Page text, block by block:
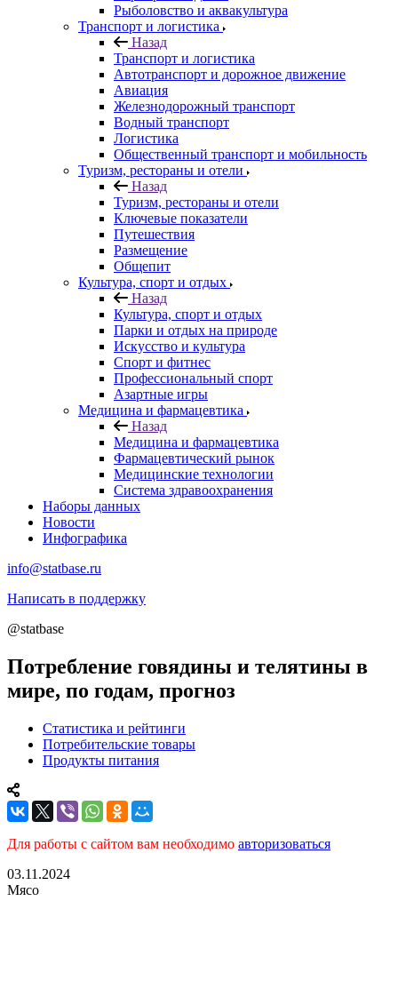
Рыболовство и аквакультура
Транспорт и логистика
Назад
Транспорт и логистика
Автотранспорт и дорожное движение
Авиация
Железнодорожный транспорт
Водный транспорт
Логистика
Общественный транспорт и мобильность
Туризм, рестораны и отели
Назад
Туризм, рестораны и отели
Ключевые показатели
Путешествия
Размещение
Общепит
Культура, спорт и отдых
Назад
Культура, спорт и отдых
Парки и отдых на природе
Искусство и культура
Спорт и фитнес
Профессиональный спорт
Азартные игры
Медицина и фармацевтика
Назад
Медицина и фармацевтика
Фармацевтический рынок
Медицинские технологии
Система здравоохранения
Наборы данных
Новости
Инфографика
info@statbase.ru
Написать в поддержку
@statbase
Потребление говядины и телятины в
мире, по годам, прогноз
Статистика и рейтинги
Потребительские товары
Продукты питания
Для работы с сайтом вам необходимо авторизоваться
03.11.2024
Мясо